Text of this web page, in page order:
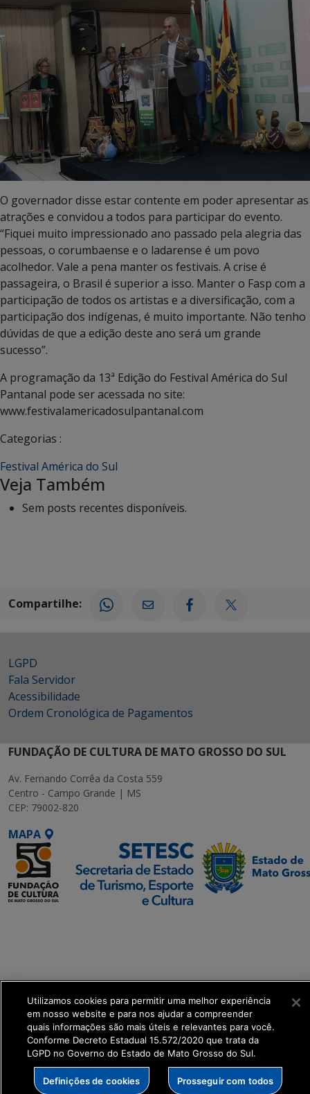
O governador disse estar contente em poder apresentar as
atrações e convidou a todos para participar do evento.
“Fiquei muito impressionado ano passado pela alegria das
pessoas, o corumbaense e o ladarense é um povo
acolhedor. Vale a pena manter os festivais. A crise é
passageira, o Brasil é superior a isso. Manter o Fasp com a
participação de todos os artistas e a diversificação, com a
participação dos indígenas, é muito importante. Não tenho
dúvidas de que a edição deste ano será um grande
sucesso”.
A programação da 13ª Edição do Festival América do Sul
Pantanal pode ser acessada no site:
www.festivalamericadosulpantanal.com
Categorias :
Festival América do Sul
Veja Também
Sem posts recentes disponíveis.
Compartilhe:
LGPD
Fala Servidor
Acessibilidade
Ordem Cronológica de Pagamentos
FUNDAÇÃO DE CULTURA DE MATO GROSSO DO SUL
Av. Fernando Corrêa da Costa 559
Centro - Campo Grande | MS
CEP: 79002-820
MAPA
Utilizamos cookies para permitir uma melhor experiência
em nosso website e para nos ajudar a compreender
quais informações são mais úteis e relevantes para você.
Conforme Decreto Estadual 15.572/2020 que trata da
LGPD no Governo do Estado de Mato Grosso do Sul.
Definições de cookies Prosseguir com todos